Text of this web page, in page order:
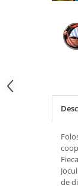
De război
Fantastice
de